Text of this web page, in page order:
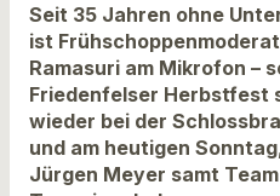
Seit 35 Jahren ohne
ist
Ramasuri am Mikrofon –
Friedenfelser Herbstfest
wieder bei der
und am heutigen
Jürgen Meyer samt